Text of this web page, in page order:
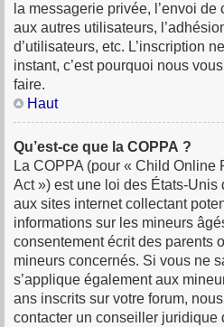
la messagerie privée, l’envoi
aux autres utilisateurs,
d’utilisateurs, etc. L’inscription
instant, c’est pourquoi nous
faire.
Haut
Qu’est-ce que la COPPA ?
La COPPA (pour « Child Online
Act ») est une loi des États-Unis
aux sites internet collectant
informations sur les mineurs
consentement écrit des parents
mineurs concernés. Si vous ne
s’applique également aux
ans inscrits sur votre forum,
contacter un conseiller juridique